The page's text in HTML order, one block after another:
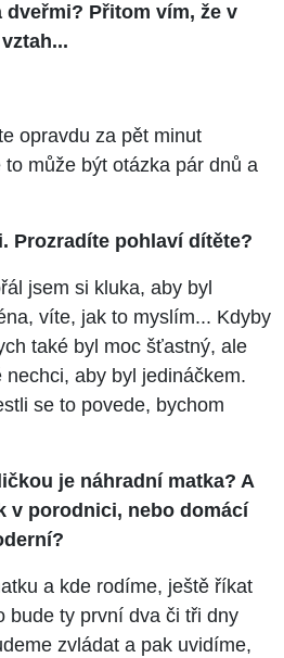
dveřmi? Přitom vím, že v
opravdu za pět minut
může být otázka pár dnů a
Prozradíte pohlaví dítěte?
jsem si kluka, aby byl
víte, jak to myslím... Kdyby
také byl moc šťastný, ale
aby byl jedináčkem.
se to povede, bychom
je náhradní matka? A
v porodnici, nebo domácí
a kde rodíme, ještě říkat
bude ty první dva či tři dny
zvládat a pak uvidíme,